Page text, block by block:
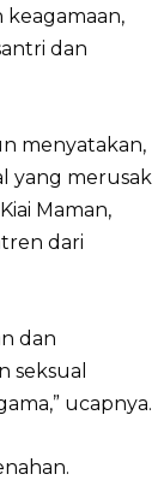
dan
menyatakan,
yang merusak
Maman,
dari
dan
seksual
ucapnya.